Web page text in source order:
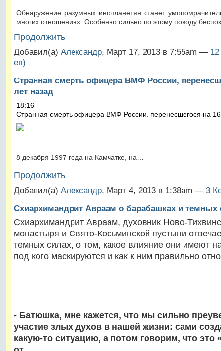
Обнаружение разумных инопланетян станет
многих отношениях. Особенно сильно по этому поводу
Продолжить
Добавил(а) Александр, Март 17, 2013 в 7:55am —
ев)
Странная смерть офицера ВМФ России,
лет назад
18:16
Странная смерть офицера ВМФ России, перенесшегося на
8 декабря 1997 года на Камчатке, на…
Продолжить
Добавил(а) Александр, Март 4, 2013 в 1:38am — 3
Схиархимандрит Авраам о барабашках и темных
Схиархимандрит Авраам, духовник Ново-
монастыря и Свято-Косьминской пустыни
темных силах, о том, какое влияние они имеют
под кого маскируются и как к ним правильно
- Батюшка, мне кажется, что мы сильно
участие злых духов в нашей жизни: сами
какую-то ситуацию, а потом говорим, что это